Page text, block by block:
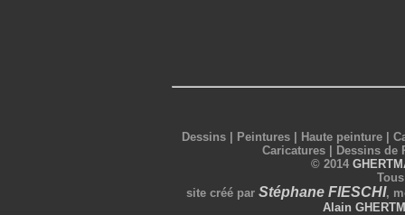
Dessins Peintures Haute peinture
Caricatures
Dessins de
© 2014
site créé par Stéphane FIESCHI,
Alain